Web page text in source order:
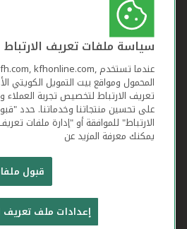
بيت التمويل الكويتي جميع
شروط وأحكام استخدام الموقع
تعريف الارتباط
سياسة ملفات تعريف الارتباط
المحمول ومواقع بيت التمويل الكويتي
تعريف الارتباط لتخصيص تجربة
على تحسين منتجاتنا وخدماتنا. حدد
الارتباط" للموافقة أو "إدارة ملفات
يمكنك معرفة المزيد عن
قبول
إعدادات ملف تعريف